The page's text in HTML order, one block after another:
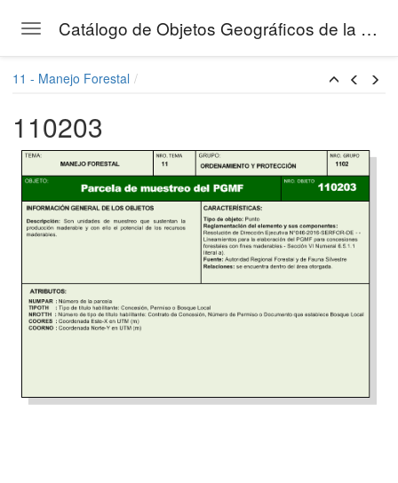
Toggle navigation Catálogo de Objetos Geográficos de la Gestión Forestal del SERFOR
11 - Manejo Forestal
110203